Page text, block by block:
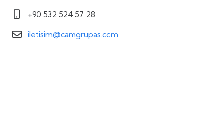
+90 532 524 57 28
iletisim@camgrupas.com